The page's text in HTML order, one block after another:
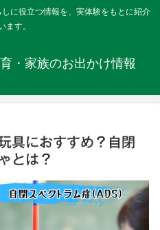
に役立つ情報を、実体験をもとに紹介
ます。
・家族のお出かけ情報
具におすすめ？自閉
とは？